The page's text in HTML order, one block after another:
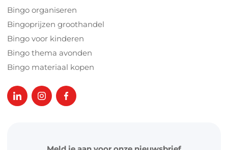
Bingo organiseren
Bingoprijzen groothandel
Bingo voor kinderen
Bingo thema avonden
Bingo materiaal kopen